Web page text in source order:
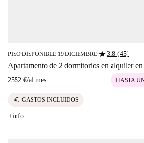
PISO■DISPONIBLE 19 DICIEMBRE■star3.8 (45)
Apartamento de 2 dormitorios en alquiler
2552 €/al mes HASTA
euro GASTOS INCLUIDOS
+info